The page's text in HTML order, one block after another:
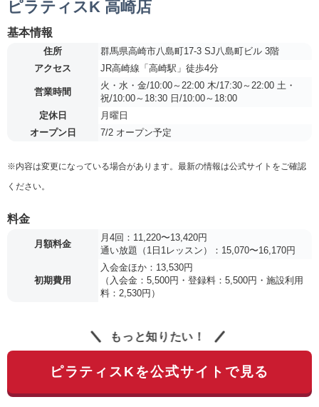
ピラティスK 高崎店
基本情報
住所
群馬県高崎市八島町17-3 SJ八島町ビル 3階
アクセス
JR高崎線「高崎駅」徒歩4分
営業時間
火・水・金/10:00～22:00 木/17:30～22:00 土・
祝/10:00～18:30 日/10:00～18:00
定休日
月曜日
オープン日
7/2 オープン予定
※内容は変更になっている場合があります。最新の情報は公式サイトをご確認
ください。
料金
月額料金
月4回：11,220〜13,420円
通い放題（1日1レッスン）：15,070〜16,170円
初期費用
入会金ほか：13,530円
（入会金：5,500円・登録料：5,500円・施設利用
料：2,530円）
もっと知りたい！
ピラティスKを公式サイトで見る